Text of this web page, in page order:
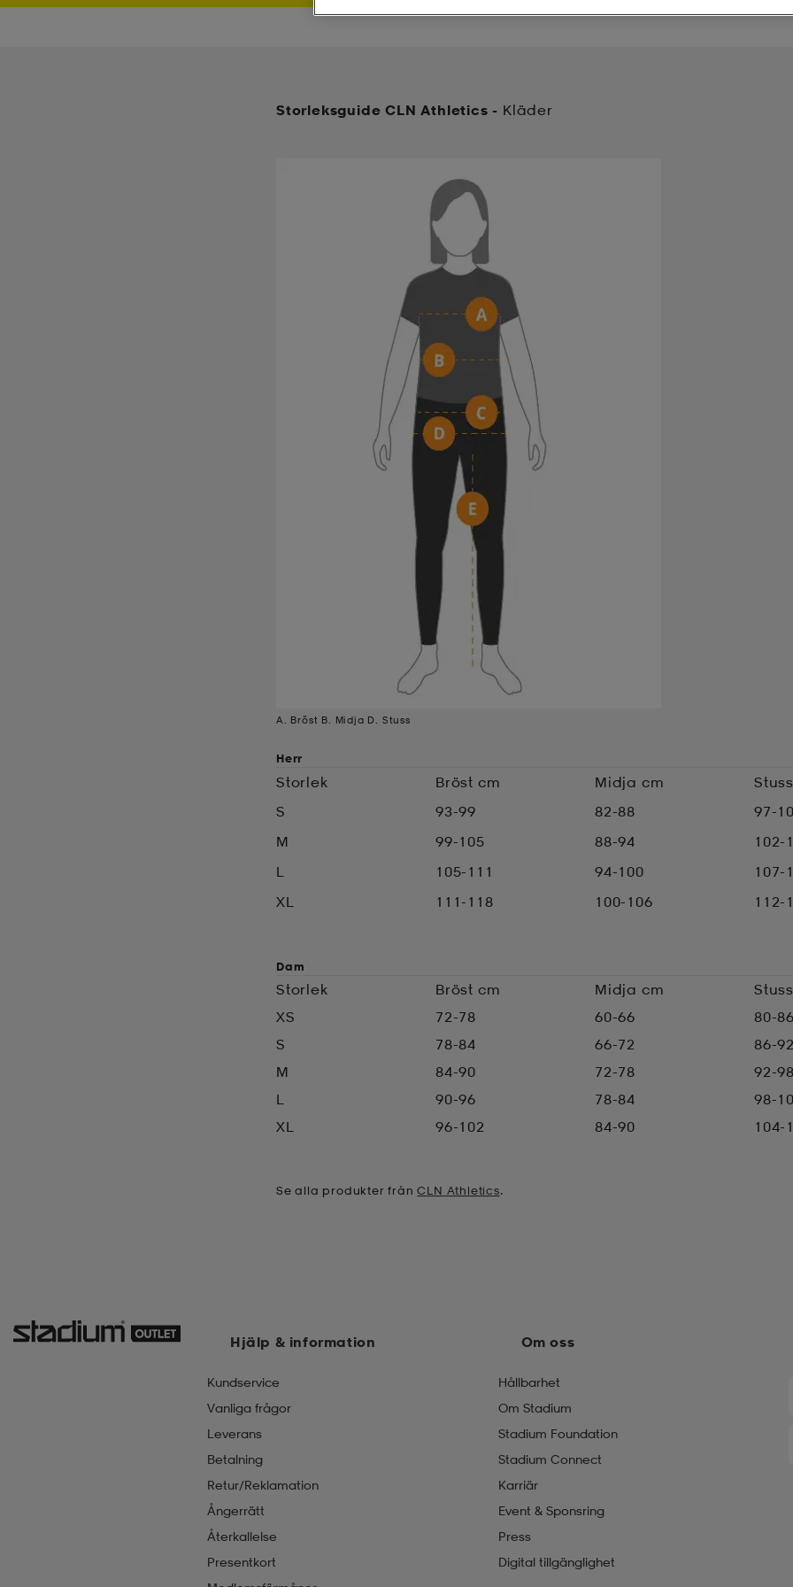
Storleksguide CLN Athletics - Kläder
A. Bröst B. Midja D. Stuss
Herr
Storlek Bröst cm Midja cm
S
93-99 82-88
97-
M
99-105 88-94
102-
L
105-111 94-100
107-
XL
111-118 100-106 112-
Dam
Storlek Bröst cm Midja cm
XS
72-78 60-66
80-
S
78-84 66-72
86-
M
84-90 72-78
92-
L
90-96 78-84
98-
XL
96-102 84-90 104-
Se alla produkter frånCLN Athletics.
Hjälp & information
Kundservice
Vanliga frågor
Leverans
Betalning
Retur/Reklamation
Ångerrätt
Återkallelse
Presentkort
Om oss
Hållbarhet
Om Stadium
Stadium Foundation
Stadium Connect
Karriär
Event & Sponsring
Press
Digital tillgänglighet